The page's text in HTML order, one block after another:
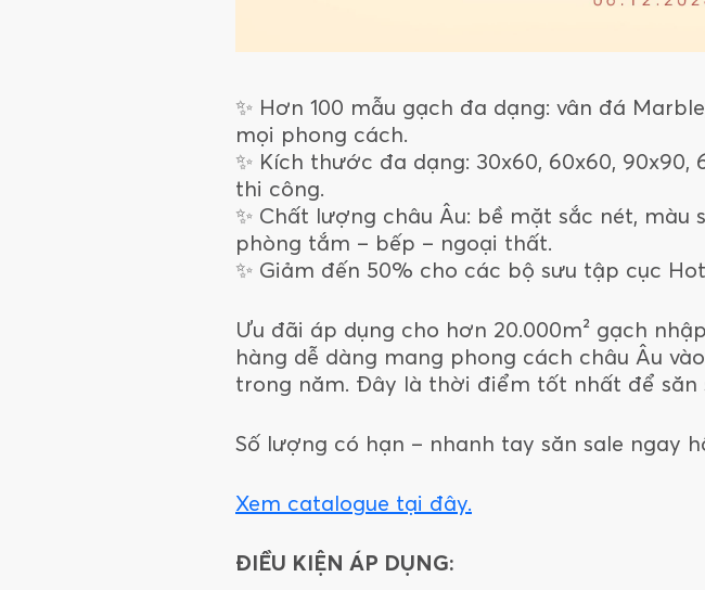
✨ Hơn 100 mẫu gạch đa dạng: vân đá
mọi phong cách.
✨ Kích thước đa dạng: 30x60, 60x60, 90x90,
thi công.
✨ Chất lượng châu Âu: bề mặt sắc nét,
phòng tắm – bếp – ngoại thất.
✨ Giảm đến 50% cho các bộ sưu tập cục
Ưu đãi áp dụng cho hơn 20.000m² gạch
hàng dễ dàng mang phong cách châu Âu
trong năm. Đây là thời điểm tốt nhất để săn
Số lượng có hạn – nhanh tay săn sale ngay
Xem catalogue tại đây.
ĐIỀU KIỆN ÁP DỤNG: